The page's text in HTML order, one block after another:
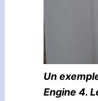
Un
Engine 4.